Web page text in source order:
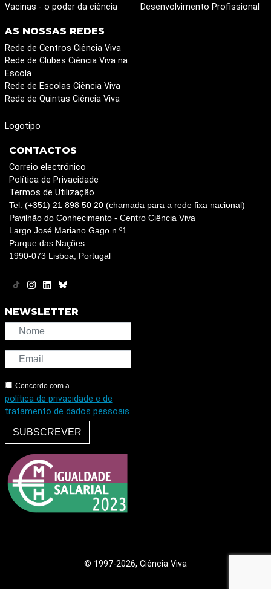
Vacinas - o poder da ciência
Desenvolvimento Profissional
AS NOSSAS REDES
Rede de Centros Ciência Viva
Rede de Clubes Ciência Viva na
Escola
Rede de Escolas Ciência Viva
Rede de Quintas Ciência Viva
Logotipo
CONTACTOS
Correio electrónico
Política de Privacidade
Termos de Utilização
Tel: (+351) 21 898 50 20 (chamada para a rede fixa nacional)
Pavilhão do Conhecimento - Centro Ciência Viva
Largo José Mariano Gago n.º1
Parque das Nações
1990-073 Lisboa, Portugal
NEWSLETTER
Concordo com a
política de privacidade e de
tratamento de dados pessoais
SUBSCREVER
© 1997-2026, Ciência Viva